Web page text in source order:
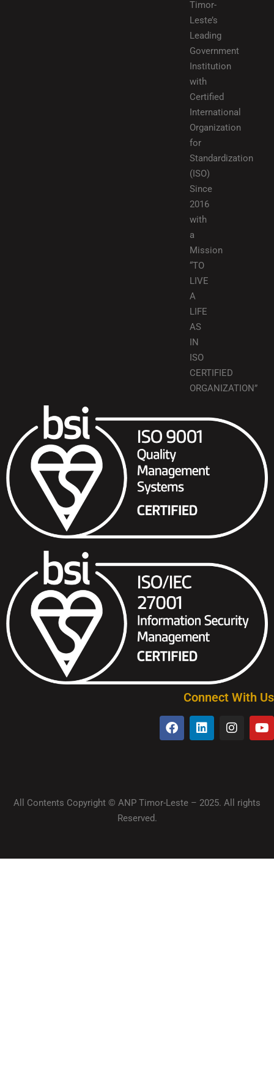
Timor-
Leste’s
Leading
Government
Institution
with
Certified
International
Organization
for
Standardization
(ISO)
Since
2016
with
a
Mission
“TO
LIVE
A
LIFE
AS
IN
ISO
CERTIFIED
ORGANIZATION”
Connect With Us
All Contents Copyright © ANP Timor-Leste – 2025. All rights
Reserved.